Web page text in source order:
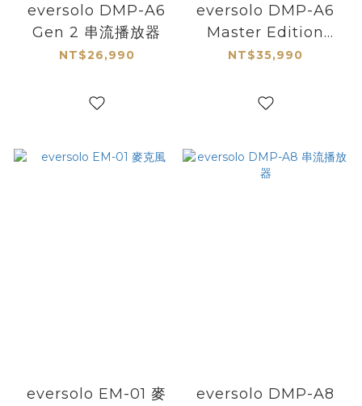
eversolo DMP-A6
Gen 2 串流播放器
NT$26,990
eversolo DMP-A6
Master Edition
Gen 2 串流播放器
NT$35,990
eversolo EM-01 麥
eversolo DMP-A8